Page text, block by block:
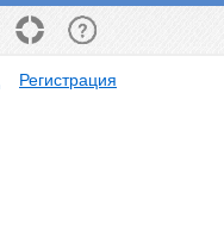
Регистрация